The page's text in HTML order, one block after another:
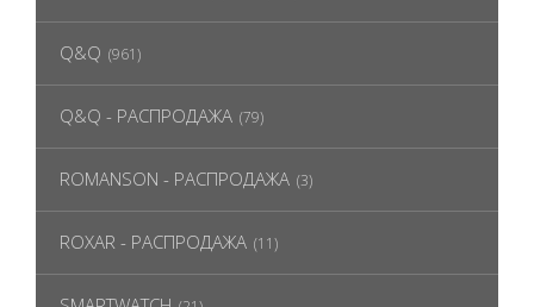
Q&Q (961)
Q&Q - РАСПРОДАЖА (79)
ROMANSON - РАСПРОДАЖА (3)
ROXAR - РАСПРОДАЖА (11)